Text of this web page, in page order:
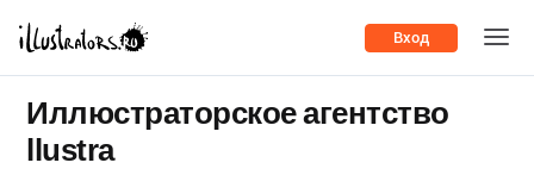
Вход
Иллюстраторское агентство
llustra